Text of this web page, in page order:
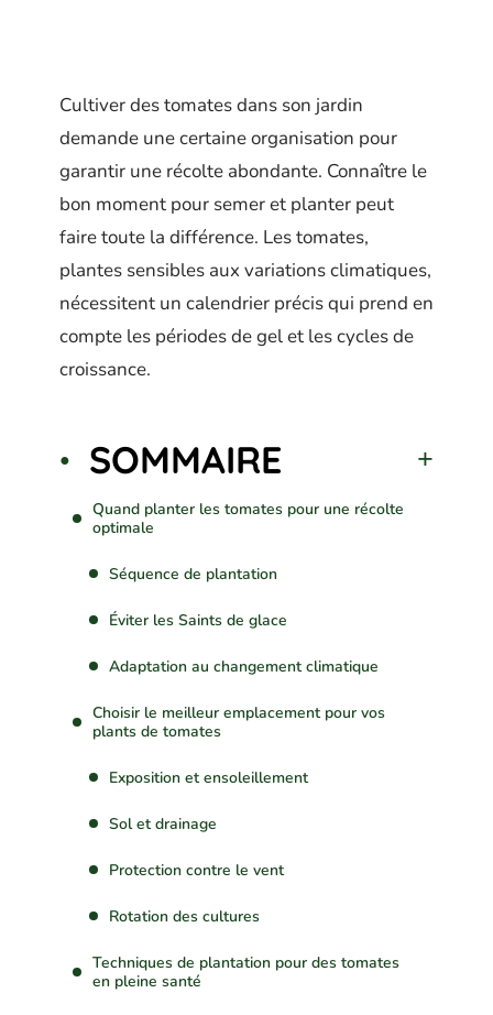
Cultiver des tomates dans son jardin
demande une certaine organisation pour
garantir une récolte abondante. Connaître le
bon moment pour semer et planter peut
faire toute la différence. Les tomates,
plantes sensibles aux variations climatiques,
nécessitent un calendrier précis qui prend en
compte les périodes de gel et les cycles de
croissance.
SOMMAIRE
Quand planter les tomates pour une récolte
optimale
Séquence de plantation
Éviter les Saints de glace
Adaptation au changement climatique
Choisir le meilleur emplacement pour vos
plants de tomates
Exposition et ensoleillement
Sol et drainage
Protection contre le vent
Rotation des cultures
Techniques de plantation pour des tomates
en pleine santé